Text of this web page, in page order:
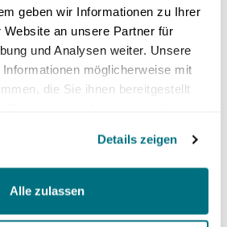
geben wir Informationen zu Ihrer
Website an unsere Partner für
und Analysen weiter. Unsere
möglicherweise mit
die Sie ihnen bereitgestellt
Details zeigen
Alle zulassen
deepseek-das-ki-
akzent-ld.1868656
open-ai-wirft-
vor-ausgerechnet-
deepseek-setzt-